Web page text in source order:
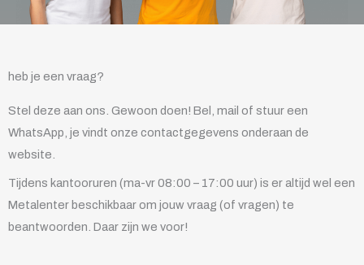
heb je een vraag?
Stel deze aan ons. Gewoon doen! Bel, mail of stuur een
WhatsApp, je vindt onze contactgegevens onderaan de
website.
Tijdens kantooruren (ma-vr 08:00 – 17:00 uur) is er altijd wel een
Metalenter beschikbaar om jouw vraag (of vragen) te
beantwoorden. Daar zijn we voor!